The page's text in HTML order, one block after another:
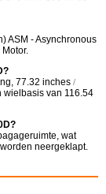
ASM - Asynchronous
77.32 inches /
wielbasis van 116.54
wat
neergeklapt.